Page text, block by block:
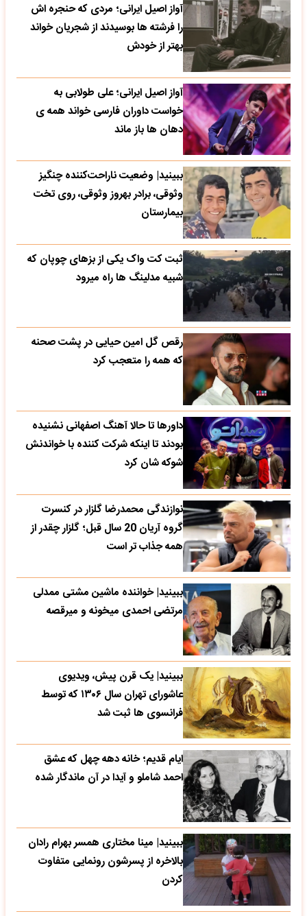
آواز اصیل ایرانی؛ مردی که حنجره اش
را فرشته ها بوسیدند از شجریان خواند
بهتر از خودش
آواز اصیل ایرانی؛ علی طولابی به
خواست داوران فارسی خواند همه ی
دهان ها باز ماند
ببینید| وضعیت ناراحت‌کننده چنگیز
وثوقی، برادر بهروز وثوقی، روی تخت
بیمارستان
ثبت کت واک یکی از بزهای چوپان که
شبیه مدلینگ ها راه میرود
رقص گل امین حیایی در پشت صحنه
که همه را متعجب کرد
داورها تا حالا آهنگ اصفهانی نشنیده
بودند تا اینکه شرکت کننده با خواندنش
شوکه شان کرد
نوازندگی محمدرضا گلزار در کنسرت
گروه آریان 20 سال قبل؛ گلزار چقدر از
همه جذاب تر است
ببینید| خواننده ماشین مشتی ممدلی
مرتضی احمدی میخونه و میرقصه
ببینید| یک قرن پیش، ویدیوی
عاشورای تهران سال ۱۳۰۶ که توسط
فرانسوی ها ثبت شد
ایام قدیم؛ خانه دهه چهل که عشق
احمد شاملو و آیدا در آن ماندگار شده
ببینید| مینا مختاری همسر بهرام رادان
بالاخره از پسرشون رونمایی متفاوت
کردن